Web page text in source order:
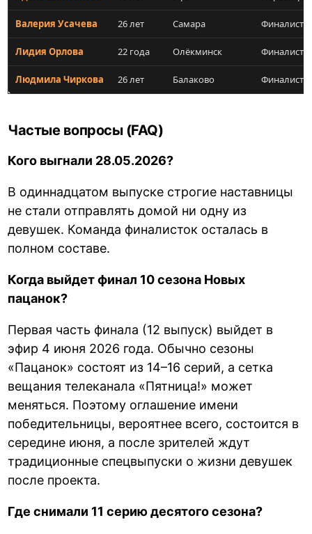
Валерия Усачева 26 лет Самара
Лидия Орлова 22 года Олёкминск
Людмила Чиркова 26 лет Балаково
Частые вопросы (FAQ)
Кого выгнали 28.05.2026?
В одиннадцатом выпуске строгие наставницы
не стали отправлять домой ни одну из
девушек. Команда финалисток осталась в
полном составе.
Когда выйдет финал 10 сезона Новых
пацанок?
Первая часть финала (12 выпуск) выйдет в
эфир 4 июня 2026 года. Обычно сезоны
«Пацанок» состоят из 14–16 серий, а сетка
вещания телеканала «Пятница!» может
меняться. Поэтому оглашение имени
победительницы, вероятнее всего, состоится в
середине июня, а после зрителей ждут
традиционные спецвыпуски о жизни девушек
после проекта.
Где снимали 11 серию десятого сезона?